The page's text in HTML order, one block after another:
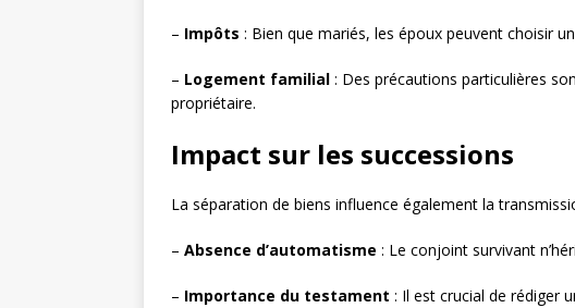
– Impôts : Bien que mariés, les époux peuvent choisir
– Logement familial : Des précautions particulières
propriétaire.
Impact sur les successions
La séparation de biens influence également la
– Absence d’automatisme : Le conjoint survivant
– Importance du testament : Il est crucial de rédiger